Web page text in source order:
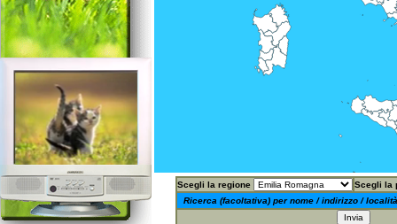
Scegli la regione
Scegli la
Ricerca (facoltativa) per nome / indirizzo /